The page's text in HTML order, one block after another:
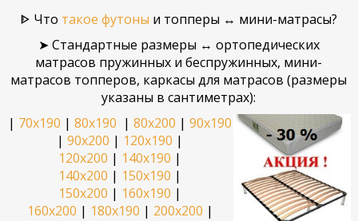
ᐈ Что такое футоны и топперы ↔ мини-матрасы?
➤ Стандартные размеры ↔ ортопедических
матрасов пружинных и беспружинных, мини-
матрасов топперов, каркасы для матрасов (размеры
указаны в сантиметрах):
| 70х190 |80x190 |80х200 |90х190
|90х200 | 120х190 |
120х200 | 140х190 |
140х200 | 150х190 |
150х200 | 160х190 |
160х200 | 180х190 | 200х200 |